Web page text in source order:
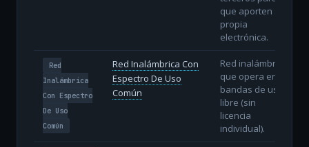
que aporten su
propia
electrónica.
Red
Inalámbrica
Con Espectro
De Uso
Común
Red Inalámbrica Con
Espectro De Uso
Común
Red inalámbrica
que opera en
bandas de uso
libre (sin
licencia
individual).